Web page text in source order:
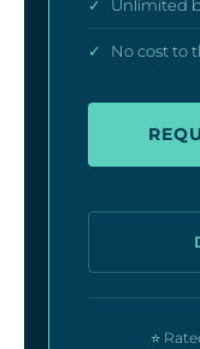
✓ Unlimited
✓ No cost to
⭐